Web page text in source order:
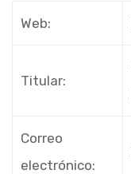
Web:
Titular:
Correo
electrónico: